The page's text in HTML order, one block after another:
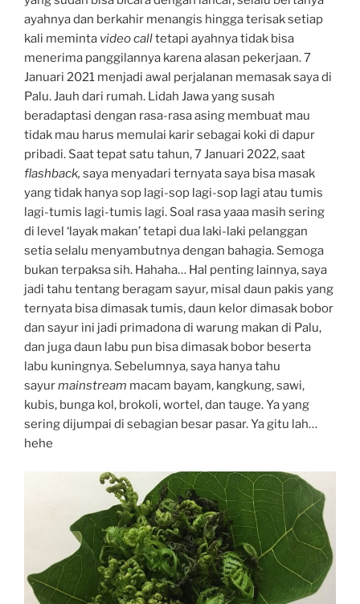
ayahnya dan berkahir menangis hingga terisak setiap
kali meminta video calltetapi ayahnya tidak bisa
menerima panggilannya karena alasan pekerjaan. 7
Januari 2021 menjadi awal perjalanan memasak saya di
Palu. Jauh dari rumah. Lidah Jawa yang susah
beradaptasi dengan rasa-rasa asing membuat mau
tidak mau harus memulai karir sebagai koki di dapur
pribadi. Saat tepat satu tahun, 7 Januari 2022, saat
flashback, saya menyadari ternyata saya bisa masak
yang tidak hanya sop lagi-sop lagi-sop lagi atau tumis
lagi-tumis lagi-tumis lagi. Soal rasa yaaa masih sering
di level ‘layak makan’ tetapi dua laki-laki pelanggan
setia selalu menyambutnya dengan bahagia. Semoga
bukan terpaksa sih. Hahaha… Hal penting lainnya, saya
jadi tahu tentang beragam sayur, misal daun pakis yang
ternyata bisa dimasak tumis, daun kelor dimasak bobor
dan sayur ini jadi primadona di warung makan di Palu,
dan juga daun labu pun bisa dimasak bobor beserta
labu kuningnya. Sebelumnya, saya hanya tahu
sayurmainstream macam bayam, kangkung, sawi,
kubis, bunga kol, brokoli, wortel, dan tauge. Ya yang
sering dijumpai di sebagian besar pasar. Ya gitu lah…
hehe